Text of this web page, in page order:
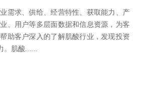
需求、供给、经营特性、获取能力、产
、用户等多层面数据和信息资源，为客
助客户深入的了解肌酸行业，发现投资
。肌酸......